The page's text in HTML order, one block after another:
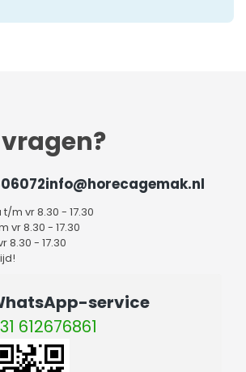
info@horecagemak.nl
t/m vr 8.30 - 17.30
vr 8.30 - 17.30
8.30 - 17.30
service
612676861